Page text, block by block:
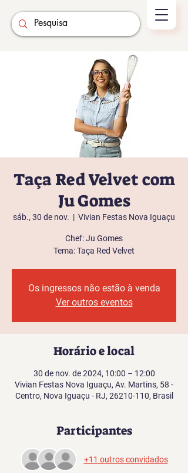
Taça Red Velvet com
Ju Gomes
sáb., 30 de nov.
  |
Vivian Festas Nova Iguaçu
Chef: Ju Gomes
Tema: Taça Red Velvet
Os ingressos não estão à venda
Ver outros eventos
Horário e local
30 de nov. de 2024, 10:00 – 12:00
Vivian Festas Nova Iguaçu, Av. Martins, 58 -
Centro, Nova Iguaçu - RJ, 26210-110, Brasil
Participantes
+11 outros convidados